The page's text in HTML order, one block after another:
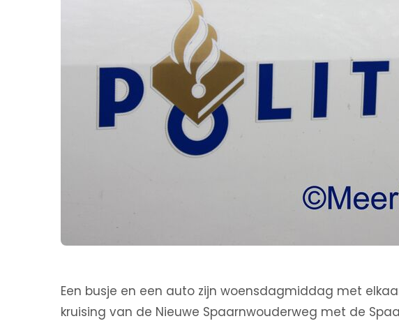
Een busje en een auto zijn woensdagmiddag met
kruising van de Nieuwe Spaarnwouderweg met de